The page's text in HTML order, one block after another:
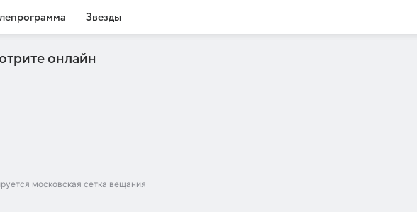
Звезды
онлайн
московская сетка вещания